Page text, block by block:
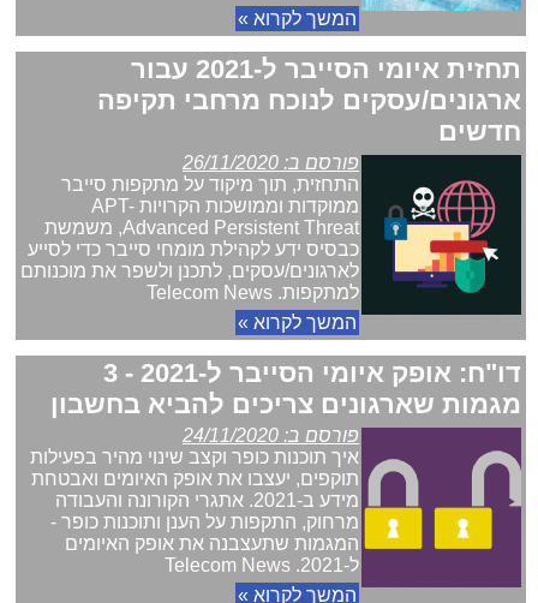
המשך לקרוא »
תחזית איומי הסייבר ל-2021 עבור
ארגונים/עסקים לנוכח מרחבי תקיפה
חדשים
פורסם ב: 26/11/2020
התחזית, תוך מיקוד על מתקפות סייבר
ממוקדות וממושכות הקרויות APT-
Advanced Persistent Threat, משמשת
כבסיס ידע לקהילת מומחי סייבר כדי לסייע
לארגונים/עסקים, לתכנן ולשפר את מוכנותם
למתקפות. Telecom News
המשך לקרוא »
דו"ח: אופק איומי הסייבר ל-2021 - 3
מגמות שארגונים צריכים להביא בחשבון
פורסם ב: 24/11/2020
איך תוכנות כופר וקצב שינוי מהיר בפעילות
תוקפים, יעצבו את אופק האיומים ואבטחת
מידע ב-2021. אתגרי הקורונה והעבודה
מרחוק, התקפות על הענן ותוכנות כופר -
המגמות שתעצבנה את אופק האיומים
ל-2021. Telecom News
המשך לקרוא »